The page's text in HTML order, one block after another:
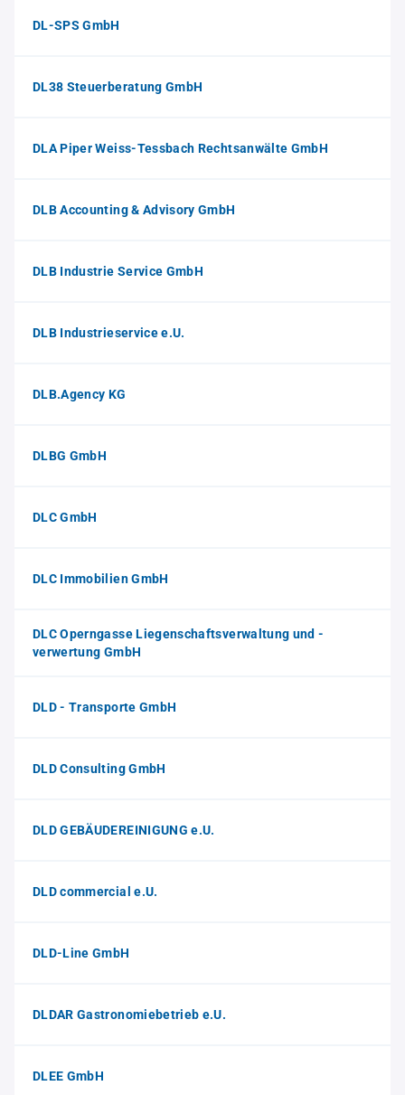
DL-SPS GmbH
DL38 Steuerberatung GmbH
DLA Piper Weiss-Tessbach Rechtsanwälte GmbH
DLB Accounting & Advisory GmbH
DLB Industrie Service GmbH
DLB Industrieservice e.U.
DLB.Agency KG
DLBG GmbH
DLC GmbH
DLC Immobilien GmbH
DLC Operngasse Liegenschaftsverwaltung und -
verwertung GmbH
DLD - Transporte GmbH
DLD Consulting GmbH
DLD GEBÄUDEREINIGUNG e.U.
DLD commercial e.U.
DLD-Line GmbH
DLDAR Gastronomiebetrieb e.U.
DLEE GmbH